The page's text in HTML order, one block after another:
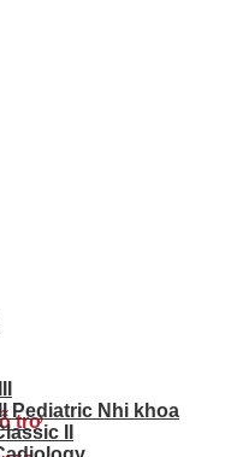
trợ
Pediatric Nhi khoa
II